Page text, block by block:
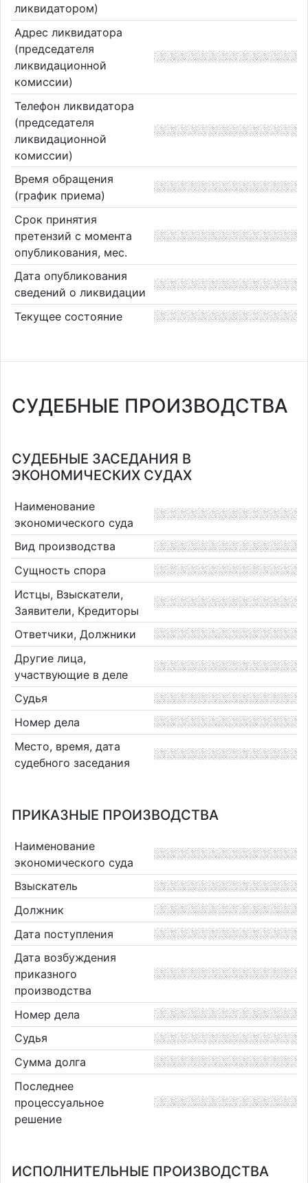
ликвидатором)
Адрес ликвидатора
(председателя
ликвидационной
комиссии)
Телефон ликвидатора
(председателя
ликвидационной
комиссии)
Время обращения
(график приема)
Срок принятия
претензий с момента
опубликования, мес.
Дата опубликования
сведений о ликвидации
Текущее состояние
СУДЕБНЫЕ ПРОИЗВОДСТВА
СУДЕБНЫЕ ЗАСЕДАНИЯ В
ЭКОНОМИЧЕСКИХ СУДАХ
Наименование
экономического суда
Вид производства
Сущность спора
Истцы, Взыскатели,
Заявители, Кредиторы
Ответчики, Должники
Другие лица,
участвующие в деле
Судья
Номер дела
Место, время, дата
судебного заседания
ПРИКАЗНЫЕ ПРОИЗВОДСТВА
Наименование
экономического суда
Взыскатель
Должник
Дата поступления
Дата возбуждения
приказного
производства
Номер дела
Судья
Сумма долга
Последнее
процессуальное
решение
ИСПОЛНИТЕЛЬНЫЕ ПРОИЗВОДСТВА